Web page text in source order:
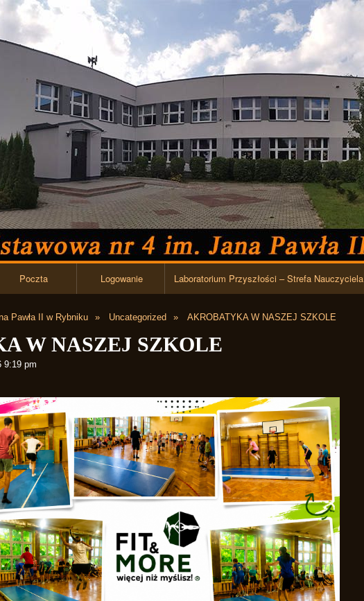
Przejdź do zawartości
Poczta Logowanie Laboratorium Przyszłości – Strefa Nauczyciela
Pawła II w Rybniku Uncategorized AKROBATYKA W NASZEJ SZKOLE
W NASZEJ SZKOLE
9:19 pm